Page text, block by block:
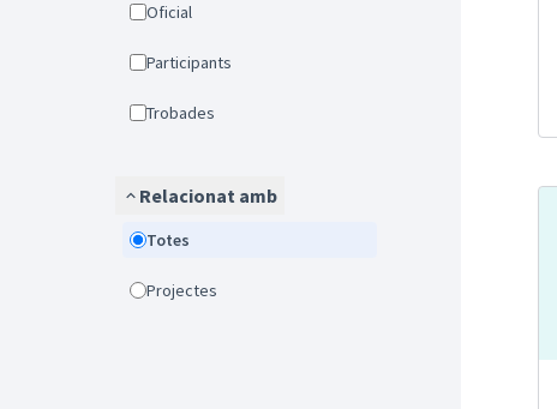
Oficial
Participants
Trobades
Relacionat amb
Totes
Projectes